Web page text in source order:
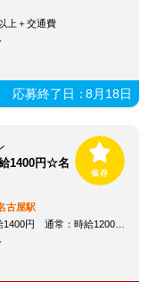
上＋交通費
応募終了日：8月18日
1400円☆名
古屋駅
常：時給1200円～＋交通費全額支給